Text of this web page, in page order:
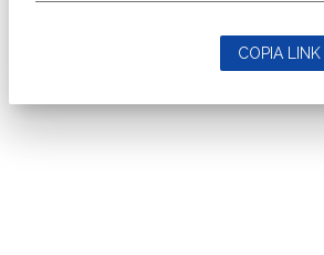
COPIA LINK